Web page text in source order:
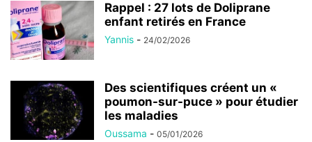
Rappel : 27 lots de Doliprane
enfant retirés en France
Yannis - 24/02/2026
Des scientifiques créent un «
poumon-sur-puce » pour étudier
les maladies
Oussama - 05/01/2026